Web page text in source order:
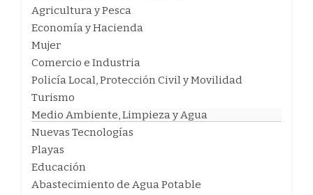
Agricultura y Pesca
Economía y Hacienda
Mujer
Comercio e Industria
Policía Local, Protección Civil y Movilidad
Turismo
Medio Ambiente, Limpieza y Agua
Nuevas Tecnologías
Playas
Educación
Abastecimiento de Agua Potable